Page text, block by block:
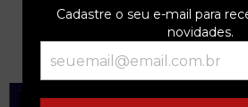
Cadastre o seu e-mail para
novidades.
x deR$7,08 sem juros
3